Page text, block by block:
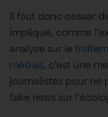
Il faut donc cesser
implique, comme
analyse sur le
médias, c’est une
journalistes pour ne
fake news sur